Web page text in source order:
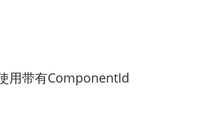
用带有ComponentId